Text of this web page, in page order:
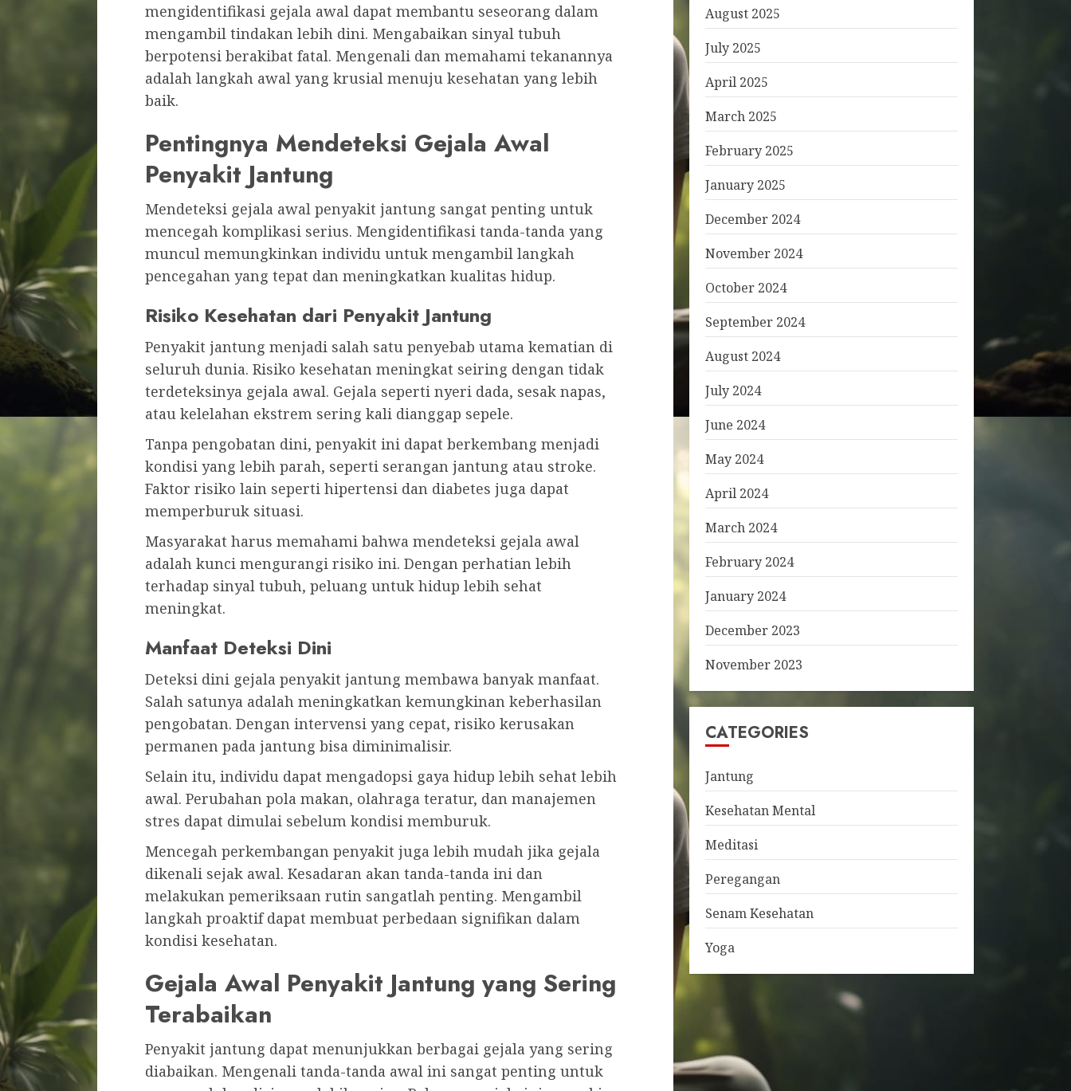
mengidentifikasi gejala awal dapat membantu seseorang dalam
mengambil tindakan lebih dini. Mengabaikan sinyal tubuh
berpotensi berakibat fatal. Mengenali dan memahami tekanannya
adalah langkah awal yang krusial menuju kesehatan yang lebih
baik.
Pentingnya Mendeteksi Gejala Awal
Penyakit Jantung
Mendeteksi gejala awal penyakit jantung sangat penting untuk
mencegah komplikasi serius. Mengidentifikasi tanda-tanda yang
muncul memungkinkan individu untuk mengambil langkah
pencegahan yang tepat dan meningkatkan kualitas hidup.
Risiko Kesehatan dari Penyakit Jantung
Penyakit jantung menjadi salah satu penyebab utama kematian di
seluruh dunia. Risiko kesehatan meningkat seiring dengan tidak
terdeteksinya gejala awal. Gejala seperti nyeri dada, sesak napas,
atau kelelahan ekstrem sering kali dianggap sepele.
Tanpa pengobatan dini, penyakit ini dapat berkembang menjadi
kondisi yang lebih parah, seperti serangan jantung atau stroke.
Faktor risiko lain seperti hipertensi dan diabetes juga dapat
memperburuk situasi.
Masyarakat harus memahami bahwa mendeteksi gejala awal
adalah kunci mengurangi risiko ini. Dengan perhatian lebih
terhadap sinyal tubuh, peluang untuk hidup lebih sehat
meningkat.
Manfaat Deteksi Dini
Deteksi dini gejala penyakit jantung membawa banyak manfaat.
Salah satunya adalah meningkatkan kemungkinan keberhasilan
pengobatan. Dengan intervensi yang cepat, risiko kerusakan
permanen pada jantung bisa diminimalisir.
Selain itu, individu dapat mengadopsi gaya hidup lebih sehat lebih
awal. Perubahan pola makan, olahraga teratur, dan manajemen
stres dapat dimulai sebelum kondisi memburuk.
Mencegah perkembangan penyakit juga lebih mudah jika gejala
dikenali sejak awal. Kesadaran akan tanda-tanda ini dan
melakukan pemeriksaan rutin sangatlah penting. Mengambil
langkah proaktif dapat membuat perbedaan signifikan dalam
kondisi kesehatan.
Gejala Awal Penyakit Jantung yang Sering
Terabaikan
Penyakit jantung dapat menunjukkan berbagai gejala yang sering
diabaikan. Mengenali tanda-tanda awal ini sangat penting untuk
August 2025
July 2025
April 2025
March 2025
February 2025
January 2025
December 2024
November 2024
October 2024
September 2024
August 2024
July 2024
June 2024
May 2024
April 2024
March 2024
February 2024
January 2024
December 2023
November 2023
CATEGORIES
Jantung
Kesehatan Mental
Meditasi
Peregangan
Senam Kesehatan
Yoga